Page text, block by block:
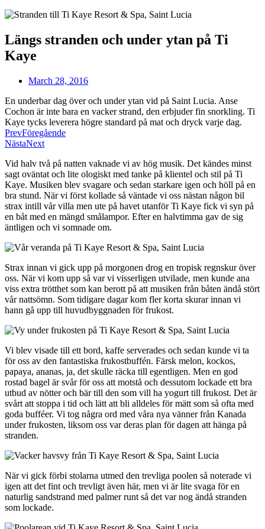
Längs stranden och under ytan på Ti
Kaye
March 28, 2016
En underbar dag över och under ytan vid på Saint Lucia. Anse
Cochon är inte bara en vacker strand, den erbjuder fin snorkling. Ti
Kaye tycks leverera högre standard på mat och dryck varje dag.
PrevFöregående
NästaNext
Vid halv två på natten vaknade vi av hög musik. Det kändes minst
sagt oväntat och lite ologiskt med tanke på klientel och stil på Ti
Kaye. Musiken blev svagare och sedan starkare igen och höll på en
bra stund. När vi först kollade så väntade vi oss nästan någon bil
strax intill vår villa men ute på havet utanför Ti Kaye fick vi syn på
en båt med en mängd smålampor. Efter en halvtimma gav de sig
äntligen och vi somnade om.
Strax innan vi gick upp på morgonen drog en tropisk regnskur över
oss. När vi kom upp så var vi visserligen utvilade, men kunde ana
viss extra trötthet som kan berott på att musiken från båten ändå stört
vår nattsömn. Som tidigare dagar kom fler korta skurar innan vi
hann gå upp till huvudbyggnaden för frukost.
Vi blev visade till ett bord, kaffe serverades och sedan kunde vi ta
för oss av den fantastiska frukostbuffén. Färsk melon, kockos,
papaya, ananas, ja, det skulle räcka till egentligen. Men en god
rostad bagel är svår för oss att motstå och dessutom lockade ett bra
utbud av nötter och bär till den som vill ha yogurt till frukost. Det är
svårt att stoppa i tid och lätt att bli alldeles för mätt som så ofta med
goda bufféer. Vi tog några ord med våra nya vänner från Kanada
under frukosten, liksom oss var deras plan för dagen att hänga på
stranden.
När vi gick förbi stolarna utmed den trevliga poolen så noterade vi
igen att det fint och trevligt även här, men vi är lite svaga för en
naturlig sandstrand med palmer runt så det var nog ändå stranden
som lockade.